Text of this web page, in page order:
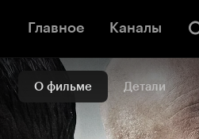
Главное Каналы
О фильме Детали